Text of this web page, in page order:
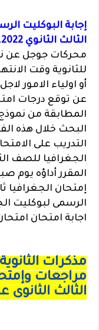
إجابة البوكليت
الثالث الثانوي 2022
،
محركات جوجل عن
للثانوية وقت
أو اولياء الامور
عن توقع درجات
المطابقة من نموذج
البحث خلال هذه
التدريب على
الجغرافيا للصف
المقرر أداؤه يوم
اجابة امتحان امتحان
مراجعات
الثالث الثانوى